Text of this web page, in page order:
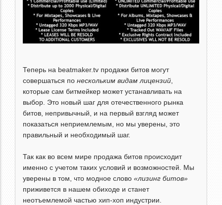
Теперь на beatmaker.tv продажи битов могут
совершаться по нескольким видам лицензий,
которые сам битмейкер может устанавливать на
выбор. Это новый шаг для отечественного рынка
битов, непривычный, и на первый взгляд может
показаться неприемлемым, но мы уверены, это
правильный и необходимый шаг.
Так как во всем мире продажа битов происходит
именно с учетом таких условий и возможностей. Мы
уверены в том, что модное слово «лизинг битов»
приживется в нашем обиходе и станет
неотъемлемой частью хип-хоп индустрии.